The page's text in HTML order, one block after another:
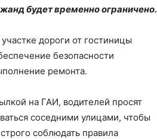
будет временно ограничено.
дороги от гостиницы
безопасности
ремонта.
на ГАИ, водителей просят
соседними улицами, чтобы
соблюдать правила